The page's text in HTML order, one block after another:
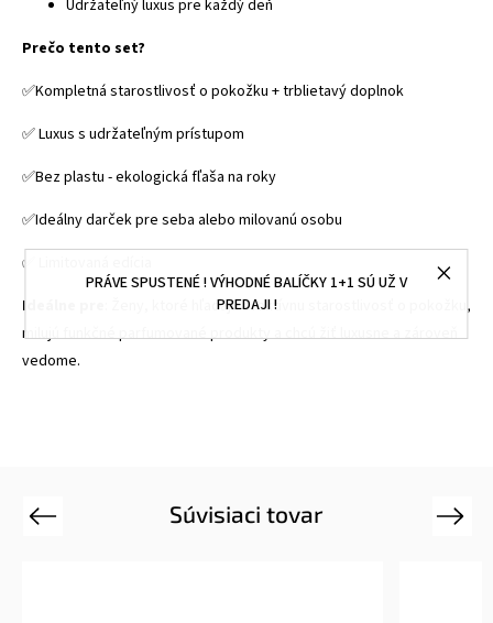
PRÁVE SPUSTENÉ ! VÝHODNÉ BALÍČKY 1+1 SÚ UŽ V
PREDAJI !
Udržateľný luxus pre každý deň
Prečo tento set?
✅️Kompletná starostlivosť o pokožku + trblietavý doplnok
✅️ Luxus s udržateľným prístupom
✅️Bez plastu - ekologická fľaša na roky
✅️Ideálny darček pre seba alebo milovanú osobu
✅️ Limitovaná edícia
Ideálne pre
: Ženy, ktoré hľadajú efektívnu starostlivosť o pokožku,
milujú funkčné parfumované produkty a chcú žiť luxusne a zároveň
vedome.
Súvisiaci tovar
Previous Next